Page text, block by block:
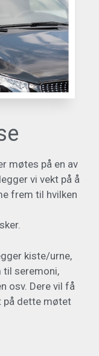
møtes på en av
vi vekt på å
frem til hvilken
kiste/urne,
til seremoni,
osv. Dere vil få
på dette møtet